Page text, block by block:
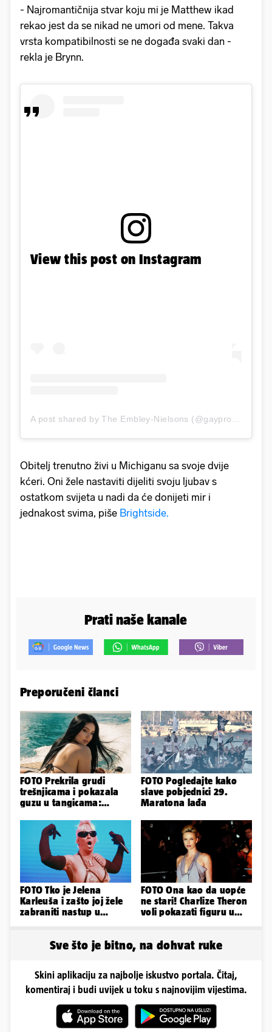
- Najromantičnija stvar koju mi je Matthew ikad
rekao jest da se nikad ne umori od mene. Takva
vrsta kompatibilnosti se ne događa svaki dan -
rekla je Brynn.
View this post on Instagram
A post shared by The Embley-Nielsons (@gayprofessordad)
Obitelj trenutno živi u Michiganu sa svoje dvije
kćeri. Oni žele nastaviti dijeliti svoju ljubav s
ostatkom svijeta u nadi da će donijeti mir i
jednakost svima, piše Brightside.
Prati naše kanale
Preporučeni članci
FOTO Prekrila grudi
trešnjicama i pokazala
guzu u tangicama:
Slavonka
FOTO Pogledajte kako
slave pobjednici 29.
Maratona lađa
FOTO Tko je Jelena
Karleuša i zašto joj žele
zabraniti nastup u
FOTO Ona kao da uopće
ne stari! Charlize Theron
voli pokazati figuru u
Sve što je bitno, na dohvat ruke
Skini aplikaciju za najbolje iskustvo portala. Čitaj,
komentiraj i budi uvijek u toku s najnovijim vijestima.